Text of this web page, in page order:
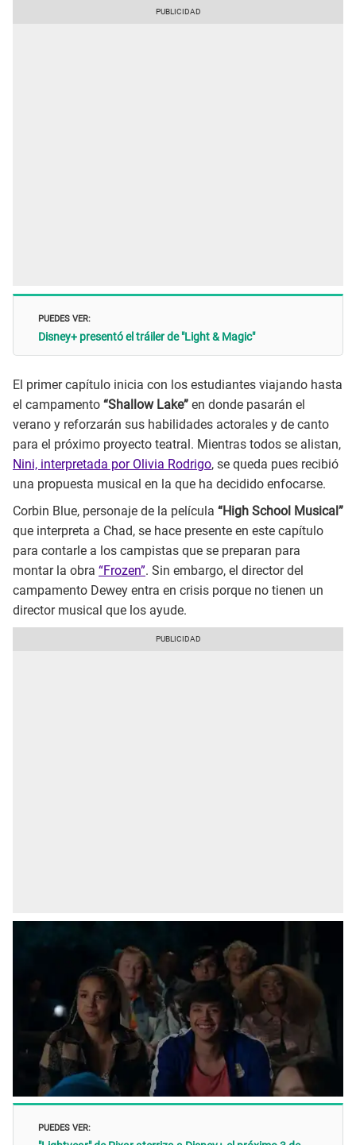
PUEDES VER:
Disney+ presentó el tráiler de "Light & Magic"
El primer capítulo inicia con los estudiantes viajando hasta
el campamento “Shallow Lake” en donde pasarán el
verano y reforzarán sus habilidades actorales y de canto
para el próximo proyecto teatral. Mientras todos se alistan,
Nini, interpretada por Olivia Rodrigo, se queda pues recibió
una propuesta musical en la que ha decidido enfocarse.
Corbin Blue, personaje de la película “High School Musical”
que interpreta a Chad, se hace presente en este capítulo
para contarle a los campistas que se preparan para
montar la obra “Frozen”. Sin embargo, el director del
campamento Dewey entra en crisis porque no tienen un
director musical que los ayude.
PUEDES VER: